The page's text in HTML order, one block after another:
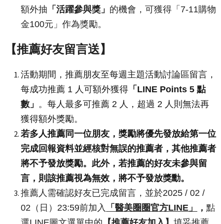
額外抽 「活躍參與獎」 的機會，可獲得「7-11購物
金100元」作為獎勵。
【推薦好友留言送】
活動期間，推薦朋友至每週主題活動討論區留言，
每成功推薦 1 人可額外獲得 「LINE Points 5 點
數」 。每人最多可推薦 2 人，超過 2 人則無法再
獲得額外獎勵。
若多人推薦同一位朋友，獎勵將優先發放給第一位
完成回報資料並經核對無誤的推薦者，其他推薦者
將不予發放獎勵。此外，若推薦的好友未參與留
言，則該推薦視為無效，將不予發放獎勳。
推薦人需確認好友已完成留言，並於2025 / 02 /
02（日）23:59前加入
「醫美圈圈官方LINE」 ， 點